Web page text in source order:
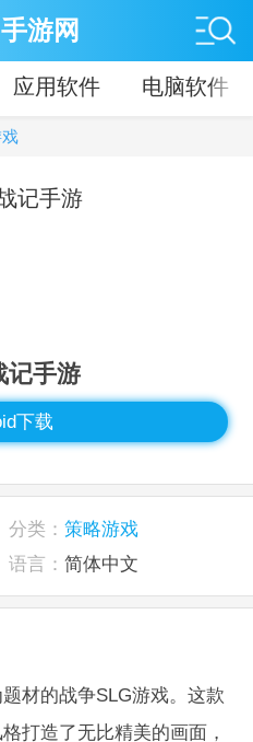
游网
应用软件 电脑软件
记手游
下载
分类： 策略游戏
语言： 简体中文
材的战争SLG游戏。这款
打造了无比精美的画面，